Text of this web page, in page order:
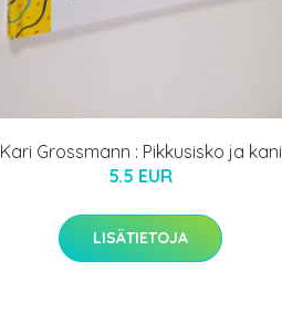
Kari Grossmann : Pikkusisko ja kani
5.5 EUR
LISÄTIETOJA